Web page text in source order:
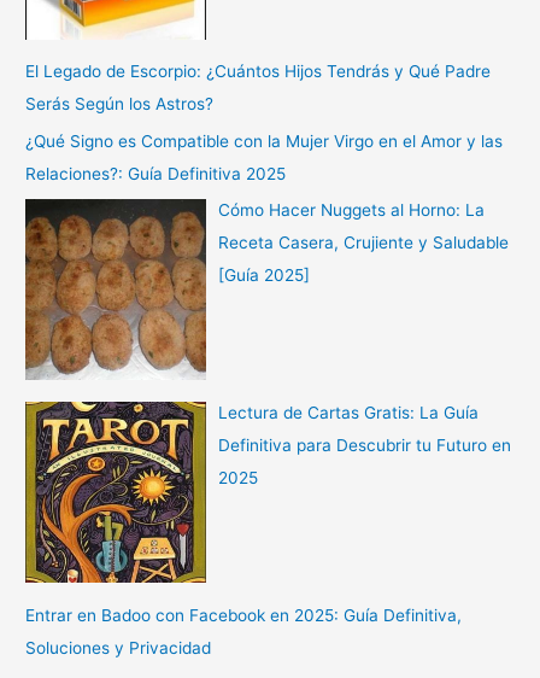
El Legado de Escorpio: ¿Cuántos Hijos Tendrás y Qué Padre
Serás Según los Astros?
¿Qué Signo es Compatible con la Mujer Virgo en el Amor y las
Relaciones?: Guía Definitiva 2025
Cómo Hacer Nuggets al Horno: La
Receta Casera, Crujiente y Saludable
[Guía 2025]
Lectura de Cartas Gratis: La Guía
Definitiva para Descubrir tu Futuro en
2025
Entrar en Badoo con Facebook en 2025: Guía Definitiva,
Soluciones y Privacidad